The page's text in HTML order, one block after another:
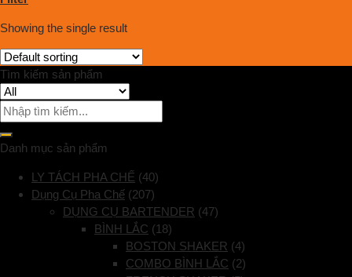
Showing the single result
Tìm kiếm sản phẩm
Danh mục sản phẩm
LY TÁCH PHA CHẾ (40)
Dụng Cụ Pha Chế (207)
DỤNG CỤ BARTENDER (47)
BÌNH LẮC (18)
BOSTON SHAKER (4)
COMBO BÌNH LẮC (2)